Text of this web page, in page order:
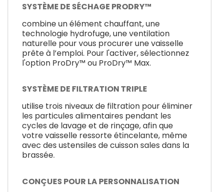
SYSTÈME DE SÉCHAGE PRODRY™
combine un élément chauffant, une
technologie hydrofuge, une ventilation
naturelle pour vous procurer une vaisselle
prête à l’emploi. Pour l'activer, sélectionnez
l'option ProDry™ ou ProDry™ Max.
SYSTÈME DE FILTRATION TRIPLE
utilise trois niveaux de filtration pour éliminer
les particules alimentaires pendant les
cycles de lavage et de rinçage, afin que
votre vaisselle ressorte étincelante, même
avec des ustensiles de cuisson sales dans la
brassée.
CONÇUES POUR LA PERSONNALISATION